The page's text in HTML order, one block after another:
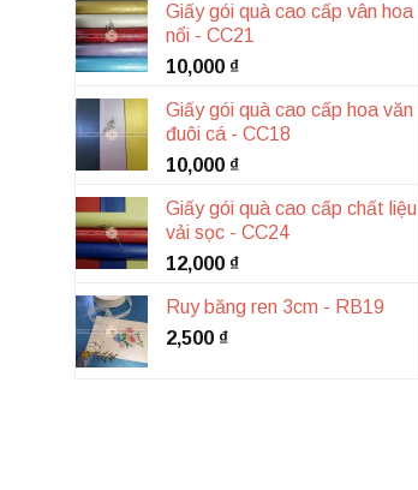
Giấy gói quà cao cấp vân hoa
nổi - CC21
10,000 ₫
Giấy gói quà cao cấp hoa văn
đuôi cá - CC18
10,000 ₫
Giấy gói quà cao cấp chất liệu
vải sọc - CC24
12,000 ₫
Ruy băng ren 3cm - RB19
2,500 ₫